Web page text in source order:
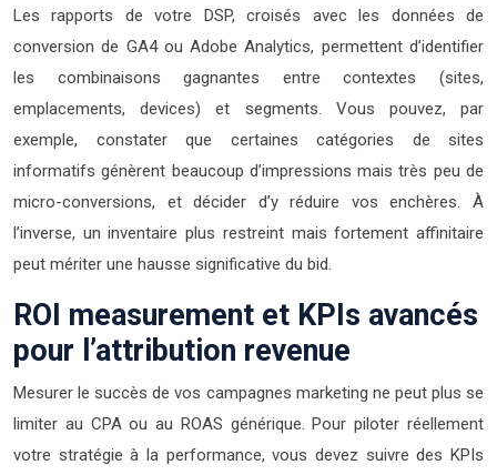
Les rapports de votre DSP, croisés avec les données de
conversion de GA4 ou Adobe Analytics, permettent d’identifier
les combinaisons gagnantes entre contextes (sites,
emplacements, devices) et segments. Vous pouvez, par
exemple, constater que certaines catégories de sites
informatifs génèrent beaucoup d’impressions mais très peu de
micro-conversions, et décider d’y réduire vos enchères. À
l’inverse, un inventaire plus restreint mais fortement affinitaire
peut mériter une hausse significative du bid.
ROI measurement et KPIs avancés
pour l’attribution revenue
Mesurer le succès de vos campagnes marketing ne peut plus se
limiter au CPA ou au ROAS générique. Pour piloter réellement
votre stratégie à la performance, vous devez suivre des KPIs